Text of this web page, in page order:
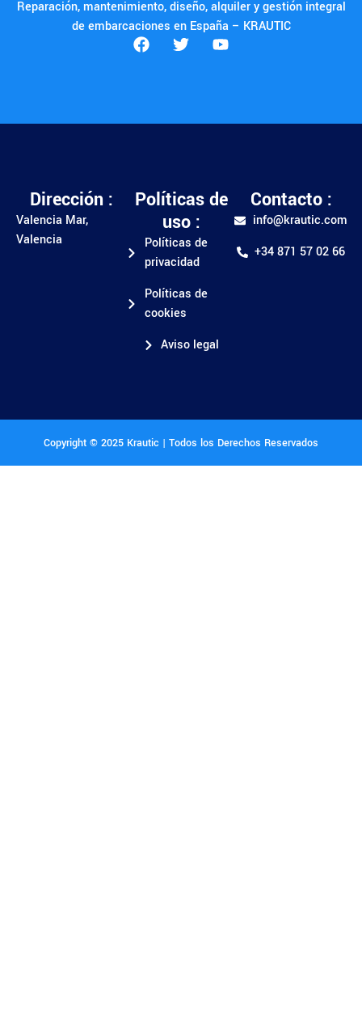
Reparación, mantenimiento, diseño, alquiler y gestión integral
de embarcaciones en España – KRAUTIC
Dirección :
Valencia Mar,
Valencia
Políticas de
uso :
Políticas de
privacidad
Políticas de
cookies
Aviso legal
Contacto :
info@krautic.com
+34 871 57 02 66
Copyright © 2025 Krautic | Todos los Derechos Reservados